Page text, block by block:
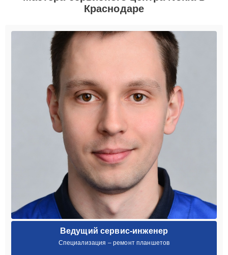
Краснодаре
Ведущий сервис-инженер
Специализация – ремонт планшетов